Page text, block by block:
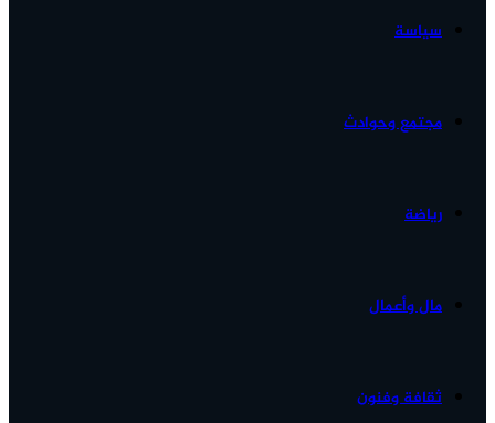
سياسة
مجتمع وحوادث
رياضة
مال وأعمال
ثقافة وفنون